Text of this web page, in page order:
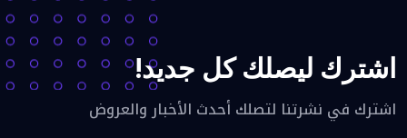
اشترك ليصلك كل جديد!
اشترك في نشرتنا لتصلك أحدث الأخبار والعروض